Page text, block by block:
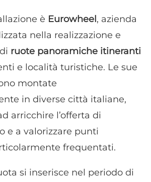
è Eurowheel , azienda
nella realizzazione e
ruote panoramiche itineranti
e località turistiche. Le sue
montate
in diverse città italiane,
arricchire l’offerta di
e a valorizzare punti
frequentati.
si inserisce nel periodo di